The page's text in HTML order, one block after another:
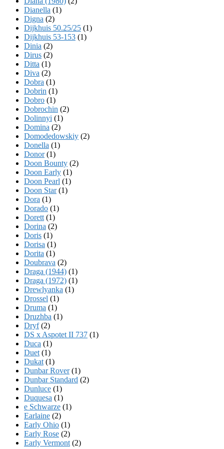
Dianella (1)
Digna (2)
Dijkhuis 50.25/25 (1)
Dijkhuis 53-153 (1)
Dinia (2)
Dirus (2)
Ditta (1)
Diva (2)
Dobra (1)
Dobrin (1)
Dobro (1)
Dobrochin (2)
Dolinnyi (1)
Domina (2)
Domodedowskiy (2)
Donella (1)
Donor(1)
Doon Bounty (2)
Doon Early (1)
Doon Pearl (1)
Doon Star(1)
Dora (1)
Dorado (1)
Dorett (1)
Dorina (2)
Doris (1)
Dorisa (1)
Dorita (1)
Doubrava (2)
Draga (1944) (1)
Draga (1972) (1)
Drewlyanka (1)
Drossel (1)
Druma (1)
Druzhba (1)
Dryf(2)
DS x Aspotet II 737 (1)
Duca (1)
Duet (1)
Dukat (1)
Dunbar Rover(1)
Dunbar Standard (2)
Dunluce (1)
Duquesa (1)
e Schwarze (1)
Earlaine (2)
Early Ohio (1)
Early Rose (2)
Early Vermont (2)